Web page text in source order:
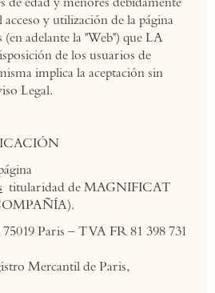
y utilización de la página
adelante la "Web") que LA
de los usuarios de
implica la aceptación sin
Legal.
titularidad de MAGNIFICAT
Paris – TVA FR 81 398 731
Mercantil de Paris,